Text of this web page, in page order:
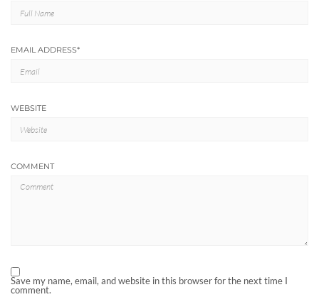
EMAIL ADDRESS*
WEBSITE
COMMENT
Save my name, email, and website in this browser for the next time I
comment.